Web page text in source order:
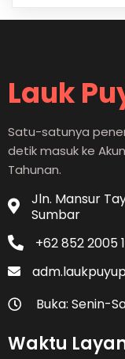
Lauk
Satu-satunya
detik masuk ke
Tahunan.
Jln. Mansur
Sumbar
+62 852 2005
Buka: Senin-
Waktu